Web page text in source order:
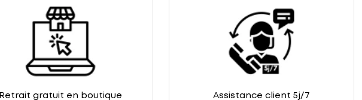
Retrait gratuit en boutique Assistance client 5j/7